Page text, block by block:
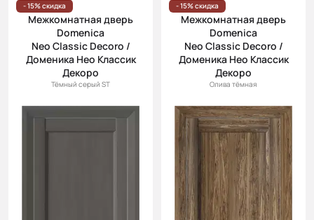
- 15% скидка
Межкомнатная дверь
Domenica
Neo Classic Decoro /
Доменика Нео Классик
Декоро
Тёмный серый ST
- 15% скидка
Межкомнатная дверь
Domenica
Neo Classic Decoro /
Доменика Нео Классик
Декоро
Олива тёмная